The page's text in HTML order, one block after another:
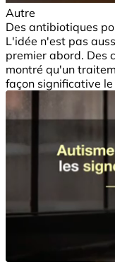
Autre
Des antibiotiques
L'idée n'est pas
premier abord. Des
montré qu'un
façon significative